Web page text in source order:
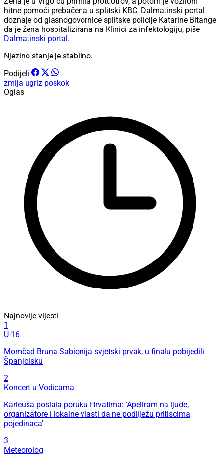
hitne pomoći prebačena u splitski KBC. Dalmatinski portal
doznaje od glasnogovornice splitske policije Katarine Bitange
da je žena hospitalizirana na Klinici za infektologiju, piše
Dalmatinski portal.
Njezino stanje je stabilno.
Podijeli
zmija ugriz poskok
Oglas
Najnovije vijesti
1
U-16
Momčad Bruna Sabionija svjetski prvak, u finalu pobijedili
Španjolsku
2
Koncert u Vodicama
Karleuša poslala poruku Hrvatima: 'Apeliram na ljude,
organizatore i lokalne vlasti da ne podliježu pritiscima
pojedinaca'
3
Meteorolog